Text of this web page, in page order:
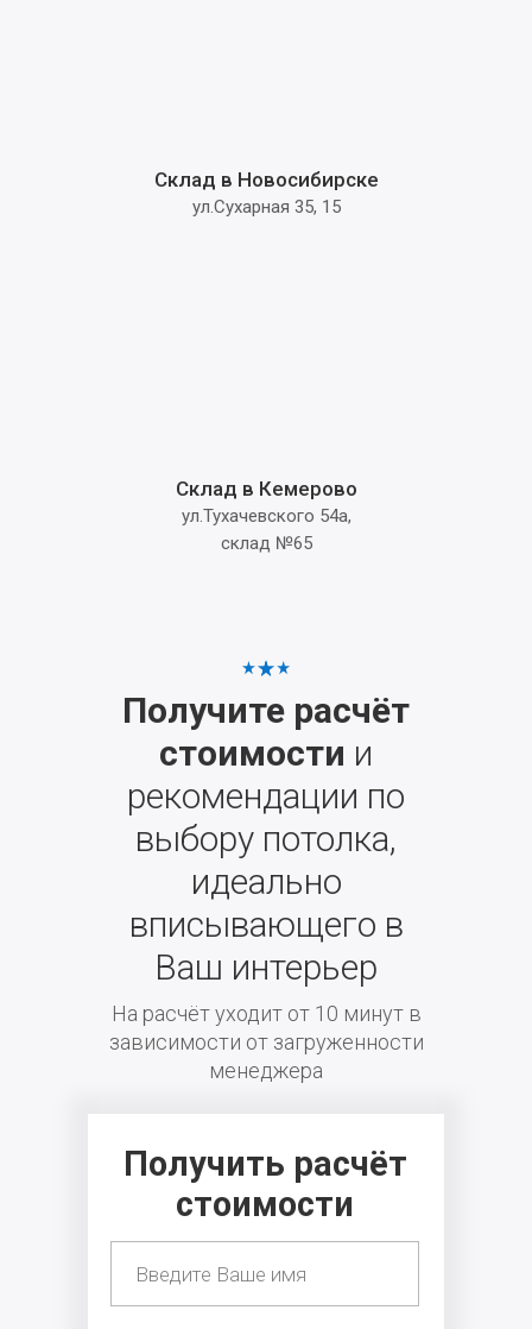
Склад в Кемерово
Склад в Новосибирске
ул.Тухачевского 54а,
склад №65
ул.Сухарная 35, 15
Получите расчёт
стоимости и
рекомендации по
выбору потолка,
идеально
вписывающего в
Ваш интерьер
На расчёт уходит от 10 минут в
зависимости от загруженности
менеджера
Получить расчёт
стоимости